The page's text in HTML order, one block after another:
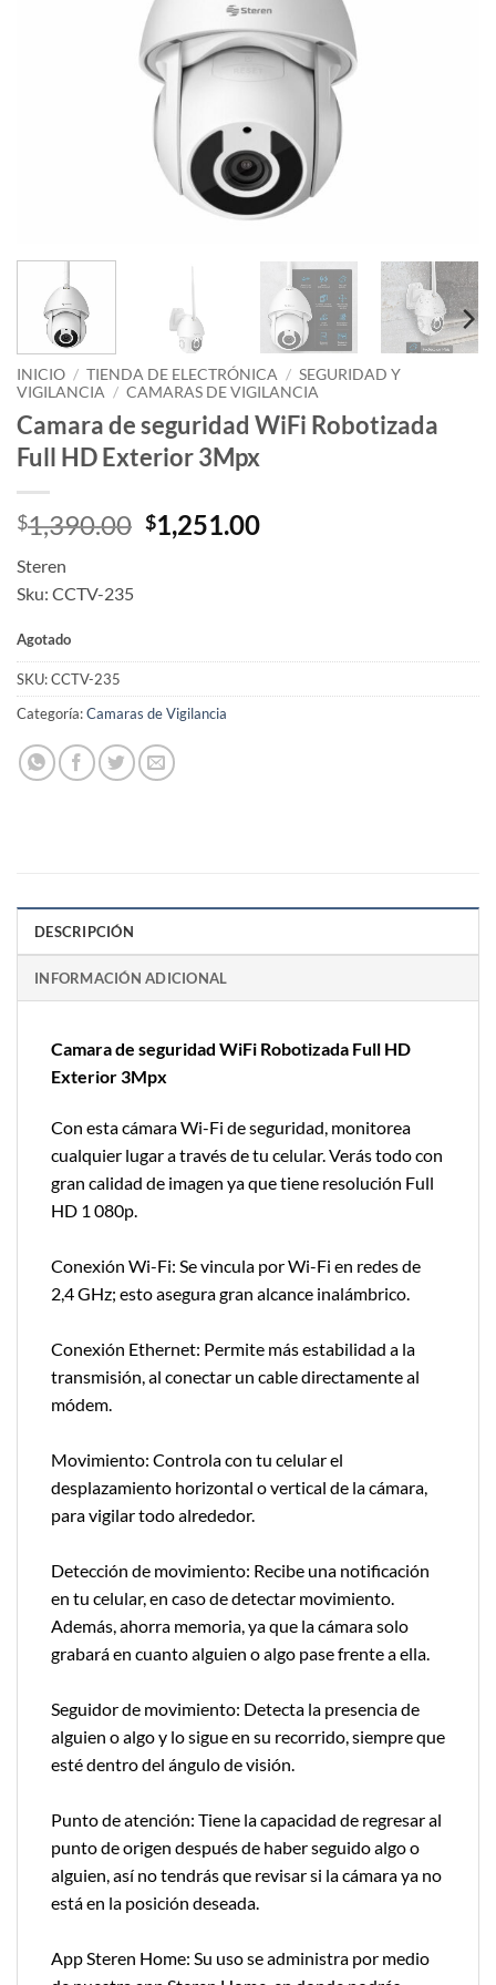
INICIO / TIENDA DE ELECTRÓNICA / SEGURIDAD Y
VIGILANCIA / CAMARAS DE VIGILANCIA
Camara de seguridad WiFi Robotizada
Full HD Exterior 3Mpx
$1,390.00 Original
price
$1,251.00Current
Steren
Sku: CCTV-235
Agotado
SKU:CCTV-235
Categoría:Camaras de Vigilancia
DESCRIPCIÓN
INFORMACIÓN ADICIONAL
Camara de seguridad WiFi Robotizada Full HD
Exterior 3Mpx
Con esta cámara Wi-Fi de seguridad, monitorea
cualquier lugar a través de tu celular. Verás todo con
gran calidad de imagen ya que tiene resolución Full
HD 1 080p.
Conexión Wi-Fi: Se vincula por Wi-Fi en redes de
2,4 GHz; esto asegura gran alcance inalámbrico.
Conexión Ethernet: Permite más estabilidad a la
transmisión, al conectar un cable directamente al
módem.
Movimiento: Controla con tu celular el
desplazamiento horizontal o vertical de la cámara,
para vigilar todo alrededor.
Detección de movimiento: Recibe una notificación
en tu celular, en caso de detectar movimiento.
Además, ahorra memoria, ya que la cámara solo
grabará en cuanto alguien o algo pase frente a ella.
Seguidor de movimiento: Detecta la presencia de
alguien o algo y lo sigue en su recorrido, siempre que
esté dentro del ángulo de visión.
Punto de atención: Tiene la capacidad de regresar al
punto de origen después de haber seguido algo o
alguien, así no tendrás que revisar si la cámara ya no
está en la posición deseada.
App Steren Home: Su uso se administra por medio